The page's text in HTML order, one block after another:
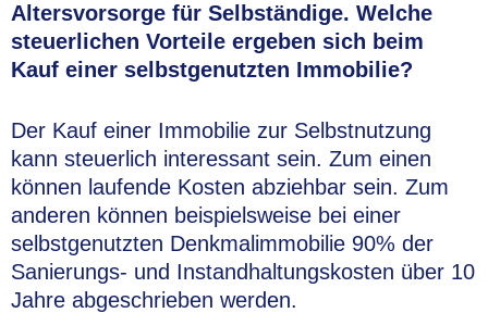
Altersvorsorge für Selbständige. Welche
steuerlichen Vorteile ergeben sich beim
Kauf einer selbstgenutzten Immobilie?
Der Kauf einer Immobilie zur Selbstnutzung
kann steuerlich interessant sein. Zum einen
können laufende Kosten abziehbar sein. Zum
anderen können beispielsweise bei einer
selbstgenutzten Denkmalimmobilie 90% der
Sanierungs- und Instandhaltungskosten über 10
Jahre abgeschrieben werden.